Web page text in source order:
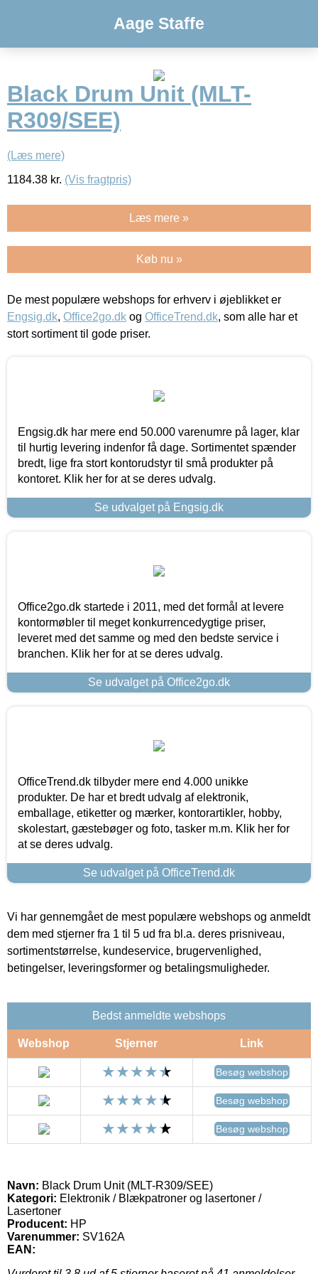
Aage Staffe
Black Drum Unit (MLT-
R309/SEE)
(Læs mere)
1184.38 kr. (Vis fragtpris)
Læs mere »
Køb nu »
De mest populære webshops for erhverv i øjeblikket er
Engsig.dk, Office2go.dk og OfficeTrend.dk, som alle har et
stort sortiment til gode priser.
Engsig.dk har mere end 50.000 varenumre på lager, klar
til hurtig levering indenfor få dage. Sortimentet spænder
bredt, lige fra stort kontorudstyr til små produkter på
kontoret. Klik her for at se deres udvalg.
Se udvalget på Engsig.dk
Office2go.dk startede i 2011, med det formål at levere
kontormøbler til meget konkurrencedygtige priser,
leveret med det samme og med den bedste service i
branchen. Klik her for at se deres udvalg.
Se udvalget på Office2go.dk
OfficeTrend.dk tilbyder mere end 4.000 unikke
produkter. De har et bredt udvalg af elektronik,
emballage, etiketter og mærker, kontorartikler, hobby,
skolestart, gæstebøger og foto, tasker m.m. Klik her for
at se deres udvalg.
Se udvalget på OfficeTrend.dk
Vi har gennemgået de mest populære webshops og anmeldt
dem med stjerner fra 1 til 5 ud fra bl.a. deres prisniveau,
sortimentstørrelse, kundeservice, brugervenlighed,
betingelser, leveringsformer og betalingsmuligheder.
Bedst anmeldte webshops
Webshop Stjerner Link
Besøg webshop
Besøg webshop
Besøg webshop
Navn: Black Drum Unit (MLT-R309/SEE)
Kategori: Elektronik / Blækpatroner og lasertoner /
Lasertoner
Producent: HP
Varenummer: SV162A
EAN: